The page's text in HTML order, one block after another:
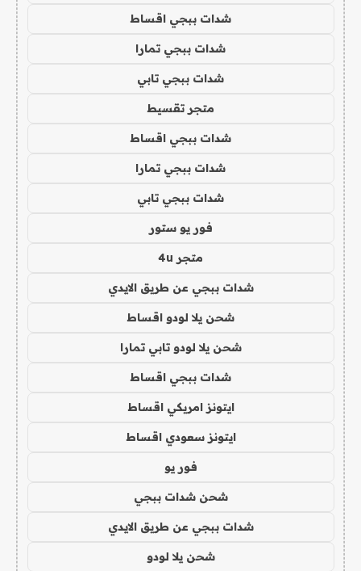
شدات ببجي اقساط
شدات ببجي تمارا
شدات ببجي تابي
متجر تقسيط
شدات ببجي اقساط
شدات ببجي تمارا
شدات ببجي تابي
فور يو ستور
متجر 4u
شدات ببجي عن طريق الايدي
شحن يلا لودو اقساط
شحن يلا لودو تابي تمارا
شدات ببجي اقساط
ايتونز امريكي اقساط
ايتونز سعودي اقساط
فور يو
شحن شدات ببجي
شدات ببجي عن طريق الايدي
شحن يلا لودو